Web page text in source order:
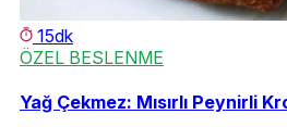
15dk
ÖZEL BESLENME
Yağ Çekmez: Mısırlı Peynirli